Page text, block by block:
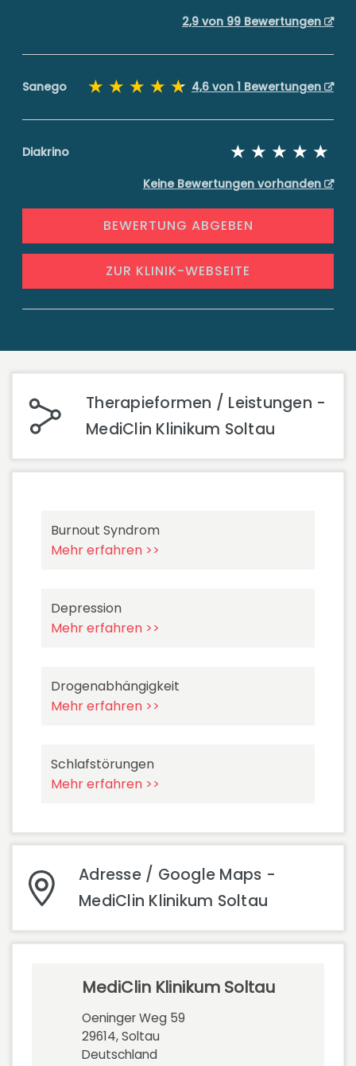
2,9 von 99 Bewertungen
Sanego 4,6 von 1 Bewertungen
Diakrino
Keine Bewertungen vorhanden
BEWERTUNG ABGEBEN
ZUR KLINIK-WEBSEITE
Therapieformen / Leistungen -
MediClin Klinikum Soltau
Burnout Syndrom
Mehr erfahren >>
Depression
Mehr erfahren >>
Drogenabhängigkeit
Mehr erfahren >>
Schlafstörungen
Mehr erfahren >>
Adresse / Google Maps -
MediClin Klinikum Soltau
MediClin Klinikum Soltau
Oeninger Weg 59
29614, Soltau
Deutschland